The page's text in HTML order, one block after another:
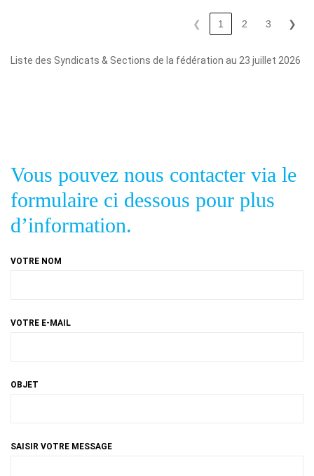
❮ 1 2 3 ❯
Liste des Syndicats & Sections de la fédération au 23 juillet 2026
Vous pouvez nous contacter via le
formulaire ci dessous pour plus
d’information.
VOTRE NOM
VOTRE E-MAIL
OBJET
SAISIR VOTRE MESSAGE